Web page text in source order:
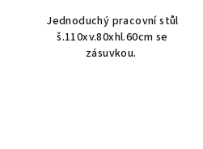
Jednoduchý pracovní stůl
š.110xv.80xhl.60cm se
zásuvkou.